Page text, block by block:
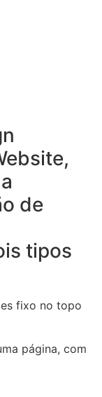
de
tipos
fixo no topo
página, com